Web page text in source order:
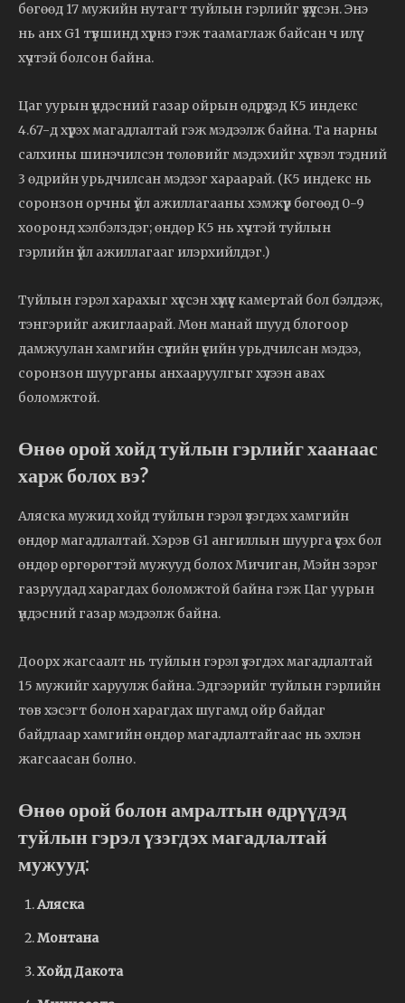
бөгөөд 17 мужийн нутагт туйлын гэрлийг үзүүлсэн. Энэ
нь анх G1 түвшинд хүрнэ гэж таамаглаж байсан ч илүү
хүчтэй болсон байна.
Цаг уурын үндэсний газар ойрын өдрүүдэд К5 индекс
4.67-д хүрэх магадлалтай гэж мэдээлж байна. Та нарны
салхины шинэчилсэн төлөвийг мэдэхийг хүсвэл тэдний
3 өдрийн урьдчилсан мэдээг хараарай. (К5 индекс нь
соронзон орчны үйл ажиллагааны хэмжүүр бөгөөд 0-9
хооронд хэлбэлздэг; өндөр К5 нь хүчтэй туйлын
гэрлийн үйл ажиллагааг илэрхийлдэг.)
Туйлын гэрэл харахыг хүссэн хүмүүс камертай бол бэлдэж,
тэнгэрийг ажиглаарай. Мөн манай шууд блогоор
дамжуулан хамгийн сүүлийн үеийн урьдчилсан мэдээ,
соронзон шуурганы анхааруулгыг хүлээн авах
боломжтой.
Өнөө орой хойд туйлын гэрлийг хаанаас
харж болох вэ?
Аляска мужид хойд туйлын гэрэл үзэгдэх хамгийн
өндөр магадлалтай. Хэрэв G1 ангиллын шуурга үүсэх бол
өндөр өргөрөгтэй мужууд болох Мичиган, Мэйн зэрэг
газруудад харагдах боломжтой байна гэж Цаг уурын
үндэсний газар мэдээлж байна.
Доорх жагсаалт нь туйлын гэрэл үзэгдэх магадлалтай
15 мужийг харуулж байна. Эдгээрийг туйлын гэрлийн
төв хэсэгт болон харагдах шугамд ойр байдаг
байдлаар хамгийн өндөр магадлалтайгаас нь эхлэн
жагсаасан болно.
Өнөө орой болон амралтын өдрүүдэд
туйлын гэрэл үзэгдэх магадлалтай
мужууд:
Аляска
Монтана
Хойд Дакота